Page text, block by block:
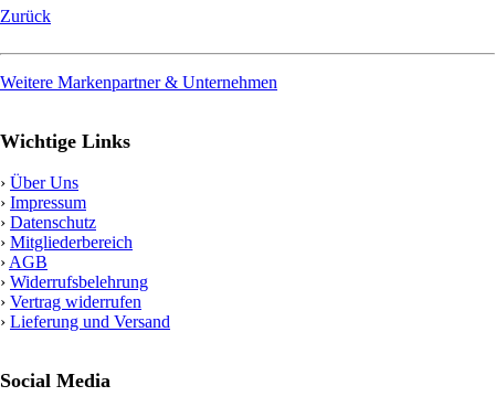
Zurück
Weitere Markenpartner & Unternehmen
Wichtige Links
› Über Uns
› Impressum
› Datenschutz
› Mitgliederbereich
› AGB
› Widerrufsbelehrung
› Vertrag widerrufen
› Lieferung und Versand
Social Media